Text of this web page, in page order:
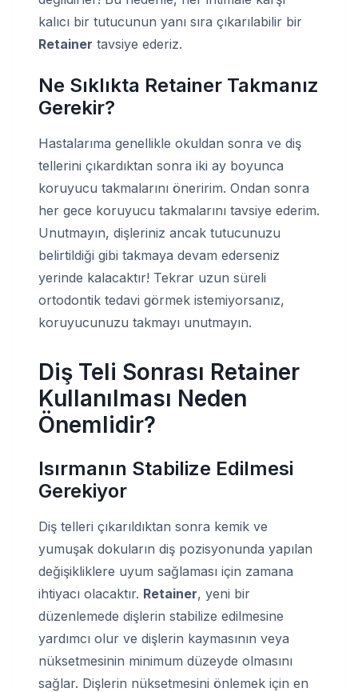
kalıcı bir tutucunun yanı sıra çıkarılabilir bir
Retainer tavsiye ederiz.
Ne Sıklıkta Retainer Takmanız
Gerekir?
Hastalarıma genellikle okuldan sonra ve diş
tellerini çıkardıktan sonra iki ay boyunca
koruyucu takmalarını öneririm. Ondan sonra
her gece koruyucu takmalarını tavsiye ederim.
Unutmayın, dişleriniz ancak tutucunuzu
belirtildiği gibi takmaya devam ederseniz
yerinde kalacaktır! Tekrar uzun süreli
ortodontik tedavi görmek istemiyorsanız,
koruyucunuzu takmayı unutmayın.
Diş Teli Sonrası Retainer
Kullanılması Neden
Önemlidir?
Isırmanın Stabilize Edilmesi
Gerekiyor
Diş telleri çıkarıldıktan sonra kemik ve
yumuşak dokuların diş pozisyonunda yapılan
değişikliklere uyum sağlaması için zamana
ihtiyacı olacaktır. Retainer, yeni bir
düzenlemede dişlerin stabilize edilmesine
yardımcı olur ve dişlerin kaymasının veya
nüksetmesinin minimum düzeyde olmasını
sağlar. Dişlerin nüksetmesini önlemek için en